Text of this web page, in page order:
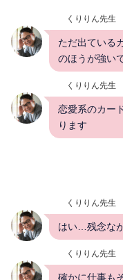
くりりん先生
ただ出ている
のほうが強い
くりりん先生
恋愛系のカー
ります
くりりん先生
はい…残念なが
くりりん先生
確かに仕事も